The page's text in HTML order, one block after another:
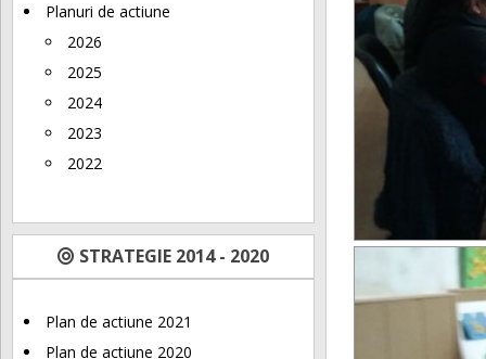
Planuri de actiune
2026
2025
2024
2023
2022
STRATEGIE 2014 - 2020
Plan de actiune 2021
Plan de actiune 2020